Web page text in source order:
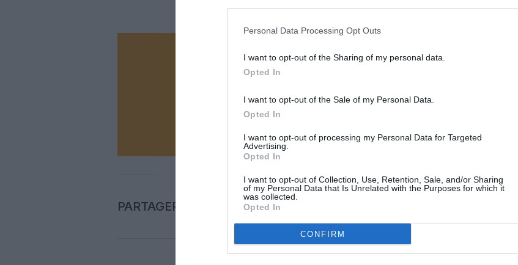
Personal Data Processing Opt Outs
I want to opt-out of the Sharing of my personal data.
Opted In
I want to opt-out of the Sale of my Personal Data.
Opted In
I want to opt-out of processing my Personal Data for Targeted
Advertising.
Opted In
I want to opt-out of Collection, Use, Retention, Sale, and/or Sharing
of my Personal Data that Is Unrelated with the Purposes for which it
was collected.
Opted In
CONFIRM
Vous avez apprécié l’article ?
Soutenez-nous, faites un don !
NOUS SOUTENIR
PARTAGER L'ARTICLE
FacebookTwitter